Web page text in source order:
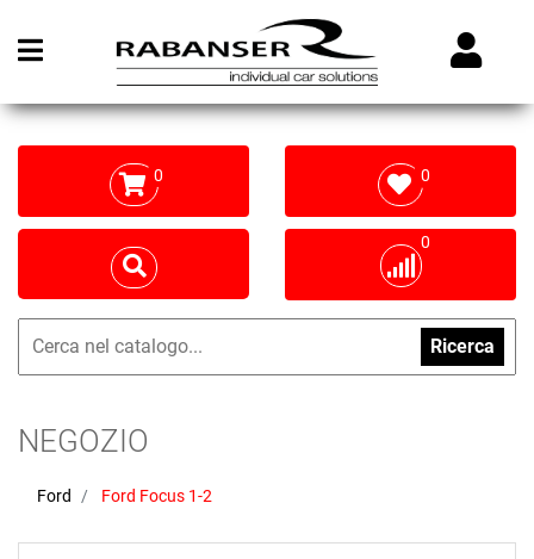
Open menu
0 0
0
Ricerca
NEGOZIO
Ford Ford Focus 1-2